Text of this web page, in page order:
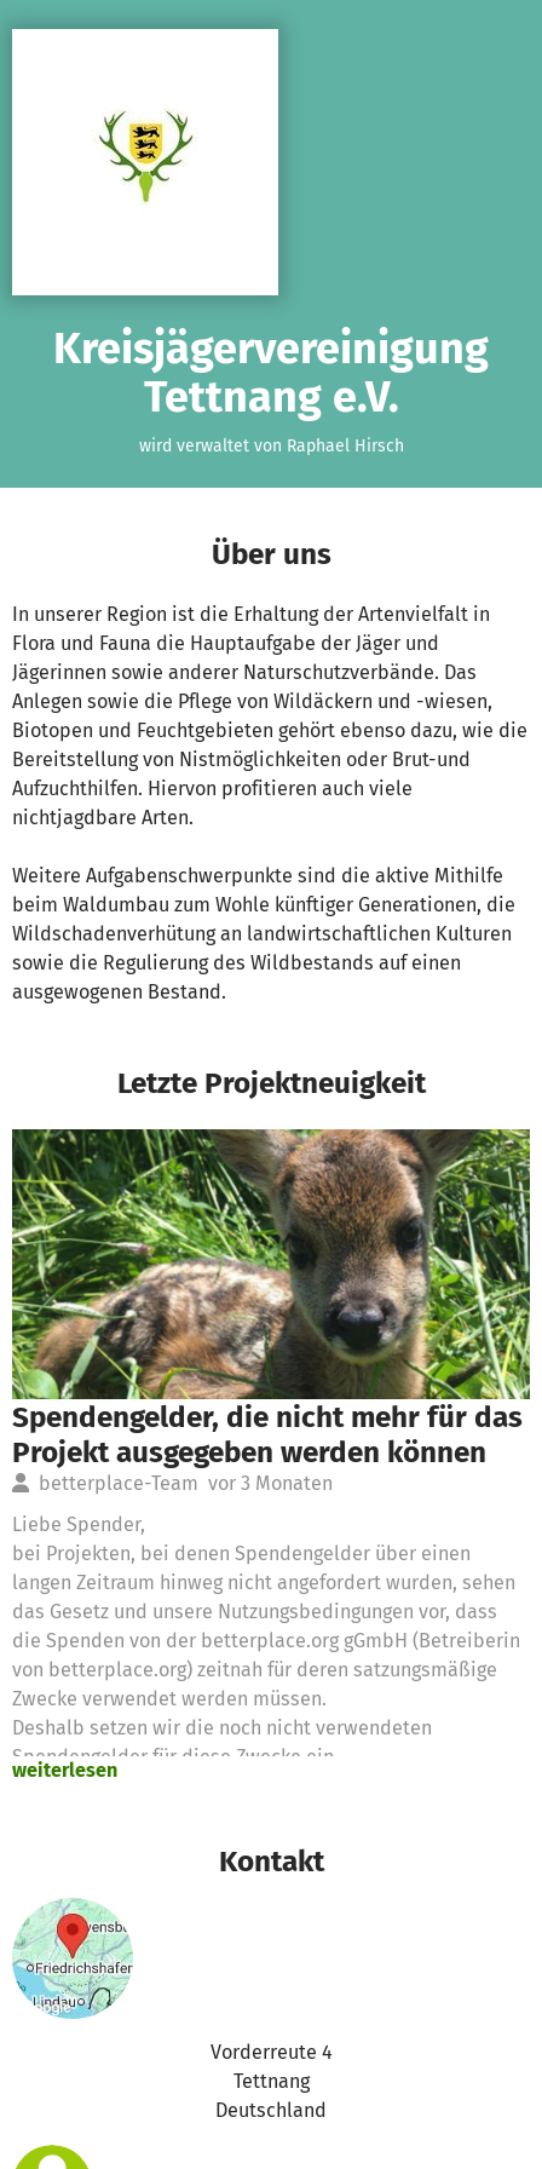
Kreisjägervereinigung
Tettnang e.V.
wird verwaltet von Raphael Hirsch
Über uns
In unserer Region ist die Erhaltung der Artenvielfalt in
Flora und Fauna die Hauptaufgabe der Jäger und
Jägerinnen sowie anderer Naturschutzverbände. Das
Anlegen sowie die Pflege von Wildäckern und -wiesen,
Biotopen und Feuchtgebieten gehört ebenso dazu, wie die
Bereitstellung von Nistmöglichkeiten oder Brut-und
Aufzuchthilfen. Hiervon profitieren auch viele
nichtjagdbare Arten.
Weitere Aufgabenschwerpunkte sind die aktive Mithilfe
beim Waldumbau zum Wohle künftiger Generationen, die
Wildschadenverhütung an landwirtschaftlichen Kulturen
sowie die Regulierung des Wildbestands auf einen
ausgewogenen Bestand.
Letzte Projektneuigkeit
Spendengelder, die nicht mehr für das
Projekt ausgegeben werden können
betterplace-Team vor 3 Monaten
Liebe Spender,
bei Projekten, bei denen Spendengelder über einen
langen Zeitraum hinweg nicht angefordert wurden, sehen
das Gesetz und unsere Nutzungsbedingungen vor, dass
die Spenden von der betterplace.org gGmbH (Betreiberin
von betterplace.org) zeitnah für deren satzungsmäßige
Zwecke verwendet werden müssen.
Deshalb setzen wir die noch nicht verwendeten
Spendengelder für diese Zwecke ein
weiterlesen
Kontakt
Vorderreute 4
Tettnang
Deutschland